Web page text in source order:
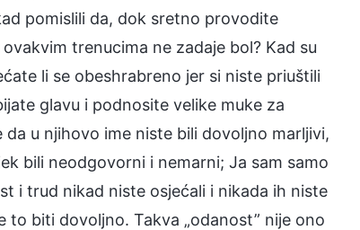
pomislili da, dok sretno provodite
trenucima ne zadaje bol? Kad su
li se obeshrabreno jer si niste priuštili
glavu i podnosite velike muke za
u njihovo ime niste bili dovoljno marljivi,
bili neodgovorni i nemarni; Ja sam samo
i trud nikad niste osjećali i nikada ih niste
to biti dovoljno. Takva „odanost” nije ono